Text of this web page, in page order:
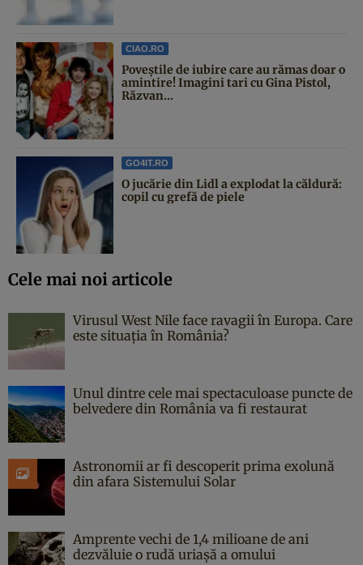
CIAO.RO
Poveştile de iubire care au rămas doar o
amintire! Imagini tari cu Gina Pistol,
Răzvan...
GO4IT.RO
O jucărie din Lidl a explodat la căldură:
copil cu grefă de piele
Cele mai noi articole
Virusul West Nile face ravagii în Europa. Care
este situația în România?
Unul dintre cele mai spectaculoase puncte de
belvedere din România va fi restaurat
Astronomii ar fi descoperit prima exolună
din afara Sistemului Solar
Amprente vechi de 1,4 milioane de ani
dezvăluie o rudă uriașă a omului